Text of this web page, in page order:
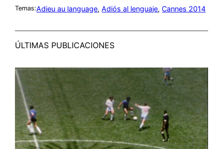
Temas:Adieu au language, Adiós al lenguaje, Cannes 2014
ÚLTIMAS PUBLICACIONES